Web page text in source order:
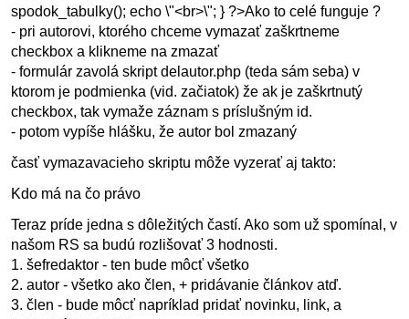
spodok_tabulky(); echo \"<br>\"; } ?>Ako to celé funguje ?
- pri autorovi, ktorého chceme vymazať zaškrtneme
checkbox a klikneme na zmazať
- formulár zavolá skript delautor.php (teda sám seba) v
ktorom je podmienka (vid. začiatok) že ak je zaškrtnutý
checkbox, tak vymaže záznam s príslušným id.
- potom vypíše hlášku, že autor bol zmazaný
časť vymazavacieho skriptu môže vyzerať aj takto:
Kdo má na čo právo
Teraz príde jedna s dôležitých častí. Ako som už spomínal, v
našom RS sa budú rozlišovať 3 hodnosti.
1. šefredaktor - ten bude môcť všetko
2. autor - všetko ako člen, + pridávanie článkov atď.
3. člen - bude môcť napríklad pridať novinku, link, a